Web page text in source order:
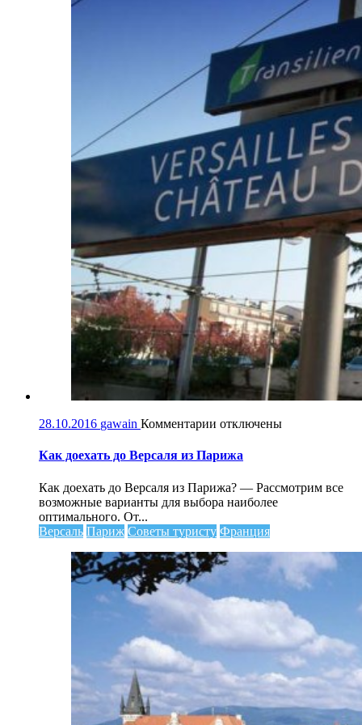
28.10.2016 gawain Комментарии к
Как
доехать
Версаля
из
Парижа
отключены
Как доехать до Версаля из Парижа
Как доехать до Версаля из Парижа? — Рассмотрим все
возможные варианты для выбора наиболее
оптимального. От...
Версаль Париж Советы туристу Франция